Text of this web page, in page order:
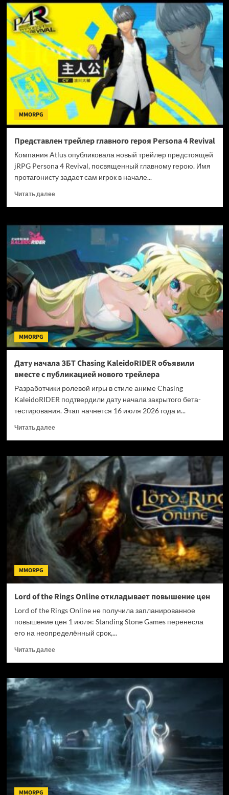
Brave
Frontier
Origin
анонсирована
под
лозунгом
возвращения
к
истокам
MMORPG
Представлен трейлер главного героя Persona 4 Revival
Компания Atlus опубликовала новый трейлер предстоящей
jRPG Persona 4 Revival, посвященный главному герою. Имя
протагонисту задает сам игрок в начале...
Читать далееПрочитать
героя
Revival
MMORPG
Дату начала ЗБТ Chasing KaleidoRIDER объявили
вместе с публикацией нового трейлера
Разработчики ролевой игры в стиле аниме Chasing
KaleidoRIDER подтвердили дату начала закрытого бета-
тестирования. Этап начнется 16 июля 2026 года и...
Читать далееПрочитать
Дату
начала
ЗБТ
Chasing
KaleidoRIDER
объявили
вместе
с
публикацией
нового
трейлера
MMORPG
Lord of the Rings Online откладывает повышение цен
Lord of the Rings Online не получила запланированное
повышение цен 1 июля: Standing Stone Games перенесла
его на неопределённый срок,...
Читать далееПрочитать
Lord
the
откладывает
повышение
цен
MMORPG